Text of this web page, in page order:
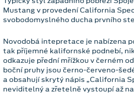
Mustang v provedení California
svobodomyslného ducha prvního
Novodobá intepretace je nabízena
tak příjemné kalifornské podnebí,
odkazuje přední mřížkou v černém
boční pruhy jsou černo-červeno-
a obsahují skrytý nápis „California
neviditelný a zřetelně vystoupí až